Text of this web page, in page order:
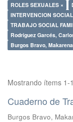
ROLES SEXUALES ×
INTERVENCION
Rodríguez Garcés,
Burgos Bravo,
Mostrando ítems 1-
Cuaderno de
Burgos Bravo,